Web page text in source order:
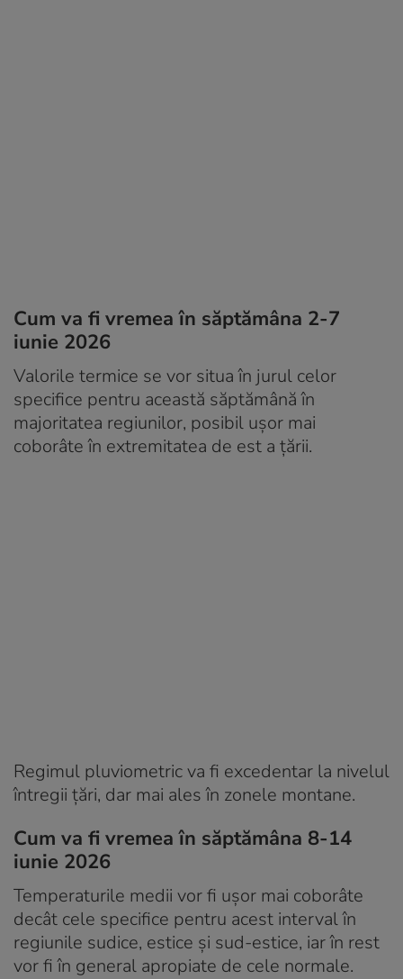
Cum va fi vremea în săptămâna 2-7
iunie 2026
Valorile termice se vor situa în jurul celor
specifice pentru această săptămână în
majoritatea regiunilor, posibil ușor mai
coborâte în extremitatea de est a țării.
Regimul pluviometric va fi excedentar la nivelul
întregii țări, dar mai ales în zonele montane.
Cum va fi vremea în săptămâna 8-14
iunie 2026
Temperaturile medii vor fi ușor mai coborâte
decât cele specifice pentru acest interval în
regiunile sudice, estice și sud-estice, iar în rest
vor fi în general apropiate de cele normale.